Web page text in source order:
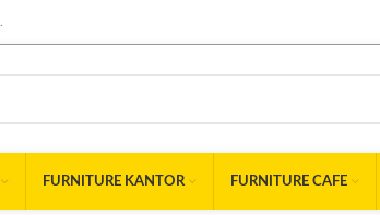
FURNITURE KANTOR FURNITURE CAFE